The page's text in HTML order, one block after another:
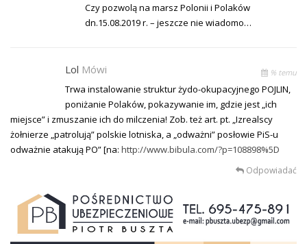
Czy pozwolą na marsz Polonii i Polaków
dn.15.08.2019 r. – jeszcze nie wiadomo…
Lol Mówi % temu
Trwa instalowanie struktur żydo-okupacyjnego POJLIN,
poniżanie Polaków, pokazywanie im, gdzie jest „ich
miejsce” i zmuszanie ich do milczenia! Zob. też art. pt. „Izrealscy
żołnierze „patrolują” polskie lotniska, a „odważni” posłowie PiS-u
odważnie atakują PO” [na: http://www.bibula.com/?p=108898%5D
Odpowiadać